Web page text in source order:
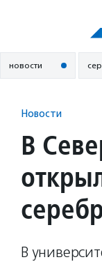
новости
Новости
В
В